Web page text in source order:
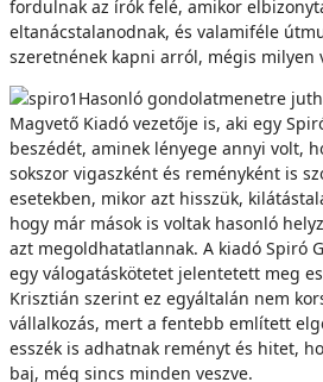
fordulnak az írók felé, amikor
eltanácstalanodnak, és valamiféle
szeretnének kapni arról, mégis milyen
Hasonló gondolatmenetre
Magvető Kiadó vezetője is, aki egy
beszédét, aminek lényege annyi volt,
sokszor vigaszként és reményként is
esetekben, mikor azt hisszük,
hogy már mások is voltak hasonló
azt megoldhatatlannak. A kiadó Spiró
egy válogatáskötetet jelentetett meg
Krisztián szerint ez egyáltalán nem
vállalkozás, mert a fentebb említett
esszék is adhatnak reményt és hitet,
baj, még sincs minden veszve.